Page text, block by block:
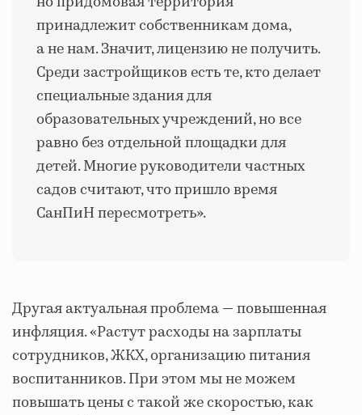
принадлежит собственникам дома,
а не нам. Значит, лицензию не получить.
Среди застройщиков есть те, кто делает
специальные здания для
образовательных учреждений, но все
равно без отдельной площадки для
детей. Многие руководители частных
садов считают, что пришло время
СанПиН пересмотреть».
Другая актуальная проблема — повышенная
инфляция.«Растут расходы на зарплаты
сотрудников, ЖКХ, организацию питания
воспитанников. При этом мы не можем
повышать цены с такой же скоростью, как